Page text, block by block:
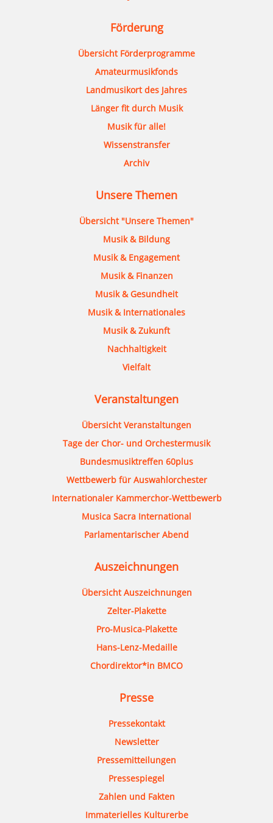
Förderung
Übersicht Förderprogramme
Amateurmusikfonds
Landmusikort des Jahres
Länger fit durch Musik
Musik für alle!
Wissenstransfer
Archiv
Unsere Themen
Übersicht "Unsere Themen"
Musik & Bildung
Musik & Engagement
Musik & Finanzen
Musik & Gesundheit
Musik & Internationales
Musik & Zukunft
Nachhaltigkeit
Vielfalt
Veranstaltungen
Übersicht Veranstaltungen
Tage der Chor- und Orchestermusik
Bundesmusiktreffen 60plus
Wettbewerb für Auswahlorchester
Internationaler Kammerchor-Wettbewerb
Musica Sacra International
Parlamentarischer Abend
Auszeichnungen
Übersicht Auszeichnungen
Zelter-Plakette
Pro-Musica-Plakette
Hans-Lenz-Medaille
Chordirektor*in BMCO
Presse
Pressekontakt
Newsletter
Pressemitteilungen
Pressespiegel
Zahlen und Fakten
Immaterielles Kulturerbe